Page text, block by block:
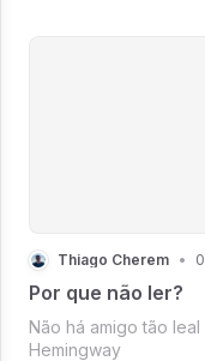
Thiago Cherem •
Por que não ler?
Não há amigo tão
Hemingway